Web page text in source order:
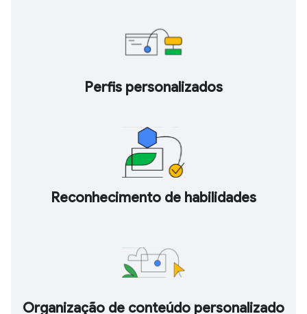
Perfis personalizados
Reconhecimento de habilidades
Organização de conteúdo personalizado